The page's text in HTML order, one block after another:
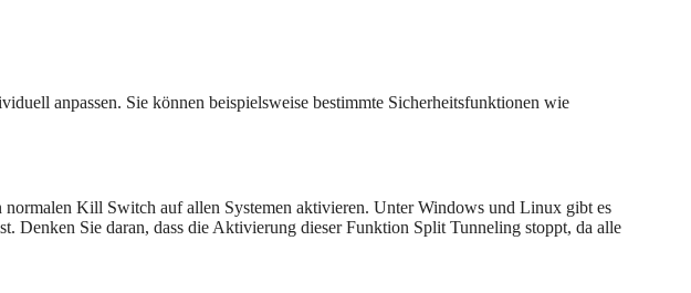
anpassen. Sie können beispielsweise bestimmte Sicherheitsfunktionen wie
Kill Switch auf allen Systemen aktivieren. Unter Windows und Linux gibt es
Denken Sie daran, dass die Aktivierung dieser Funktion Split Tunneling stoppt, da alle